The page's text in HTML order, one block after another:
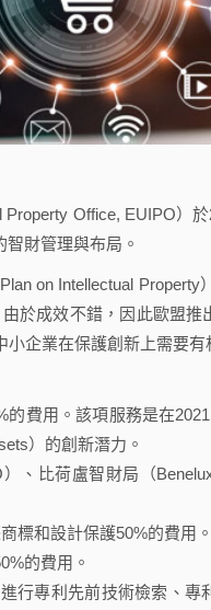
Office, EUIPO）
財管理與布局。
on Intellectual Property
於成效不錯，因此歐盟
企業在保護創新上需要
費用。該項服務是在
）的創新潛力。
、比荷盧智財局（
標和設計保護50%的費用。
的費用。
行專利先前技術檢索、專